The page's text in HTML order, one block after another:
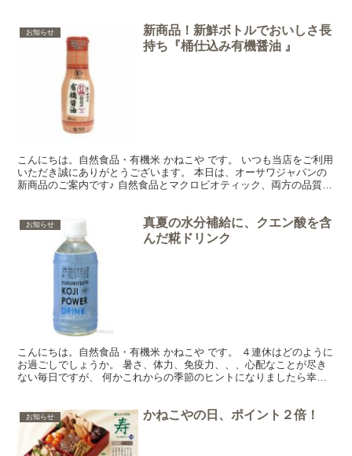
お知らせ
新商品！新鮮ボトルでおいしさ長
持ち『桶仕込み有機醤油 』
こんにちは。自然食品・有機米 かねこや です。 いつも当店をご利用
いただき誠にありがとうございます。 本日は、オーサワジャパンの
新商品のご案内です♪ 自然食品とマクロビオティック、両方の品質基
お知らせ
真夏の水分補給に、クエン酸を含
んだ糀ドリンク
こんにちは。自然食品・有機米 かねこや です。 ４連休はどのように
お過ごしでしょうか。 暑さ、体力、免疫力、、、心配なことが尽き
ない毎日ですが、 何かこれからの季節のヒントになりましたら幸い
お知らせ かねこやの日、ポイント２倍！